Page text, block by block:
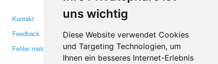
uns wichtig
Diese Website verwendet Cookies
und Targeting Technologien, um
Ihnen ein besseres Internet-Erlebnis
Kontakt
Feedback
Fehler melden
Facebook
Twitter
YouTube